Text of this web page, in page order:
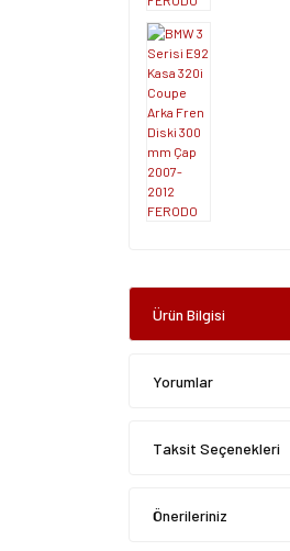
Ürün Bilgisi
Yorumlar
Taksit Seçenekleri
Önerileriniz